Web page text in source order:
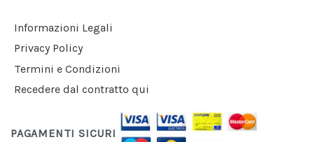
Informazioni Legali
Privacy Policy
Termini e Condizioni
Recedere dal contratto qui
PAGAMENTI SICURI